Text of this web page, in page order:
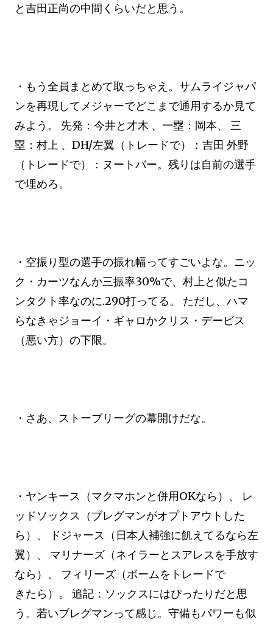
と吉田正尚の中間くらいだと思う。
・もう全員まとめて取っちゃえ。サムライジャパ
ンを再現してメジャーでどこまで通用するか見て
みよう。 先発：今井と才木 、一塁：岡本、 三
塁：村上 、DH/左翼（トレードで）：吉田 外野
（トレードで）：ヌートバー。残りは自前の選手
で埋めろ。
・空振り型の選手の振れ幅ってすごいよな。ニッ
ク・カーツなんか三振率30%で、村上と似たコ
ンタクト率なのに.290打ってる。 ただし、ハマ
らなきゃジョーイ・ギャロかクリス・デービス
（悪い方）の下限。
・さあ、ストーブリーグの幕開けだな。
・ヤンキース（マクマホンと併用OKなら）、 レ
ッドソックス（ブレグマンがオプトアウトした
ら）、 ドジャース（日本人補強に飢えてるなら左
翼）、 マリナーズ（ネイラーとスアレスを手放す
なら）、 フィリーズ（ボームをトレードで
きたら）。 追記：ソックスにはぴったりだと思
う。若いブレグマンって感じ。守備もパワーも似